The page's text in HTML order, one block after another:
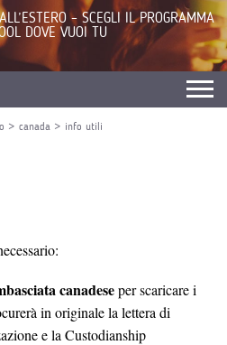
– SCEGLI IL PROGRAMMA
DOVE VUOI TU
> canada > info utili
canadeseper scaricare i
in originale la lettera di
e la Custodianship